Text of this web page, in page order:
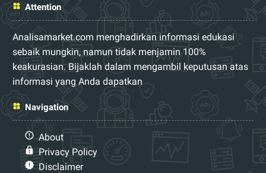
Attention
Analisamarket.com menghadirkan informasi edukasi
sebaik mungkin, namun tidak menjamin 100%
keakurasian. Bijaklah dalam mengambil keputusan atas
informasi yang Anda dapatkan
Navigation
About
Privacy Policy
Disclaimer